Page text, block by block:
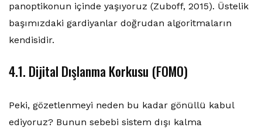
panoptikonun içinde yaşıyoruz (Zuboff, 2015). Üstelik
başımızdaki gardiyanlar doğrudan algoritmaların
kendisidir.
4.1. Dijital Dışlanma Korkusu (FOMO)
Peki, gözetlenmeyi neden bu kadar gönüllü kabul
ediyoruz? Bunun sebebi sistem dışı kalma